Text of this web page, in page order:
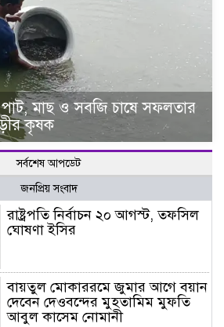
মাছ ও সবজি চাষে সফলতার
কৃষক
সর্বশেষ আপডেট
জনপ্রিয় সংবাদ
রাষ্ট্রপতি নির্বাচন ২০ আগস্ট, তফসিল
ঘোষণা ইসির
বায়তুল মোকাররমে জুমার আগে বয়ান
দেবেন দেওবন্দের মুহতামিম মুফতি
আবুল কাসেম নোমানী